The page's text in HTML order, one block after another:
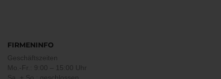
FIRMENINFO
Geschäftszeiten
Mo.-Fr.: 9:00 – 15:00 Uhr